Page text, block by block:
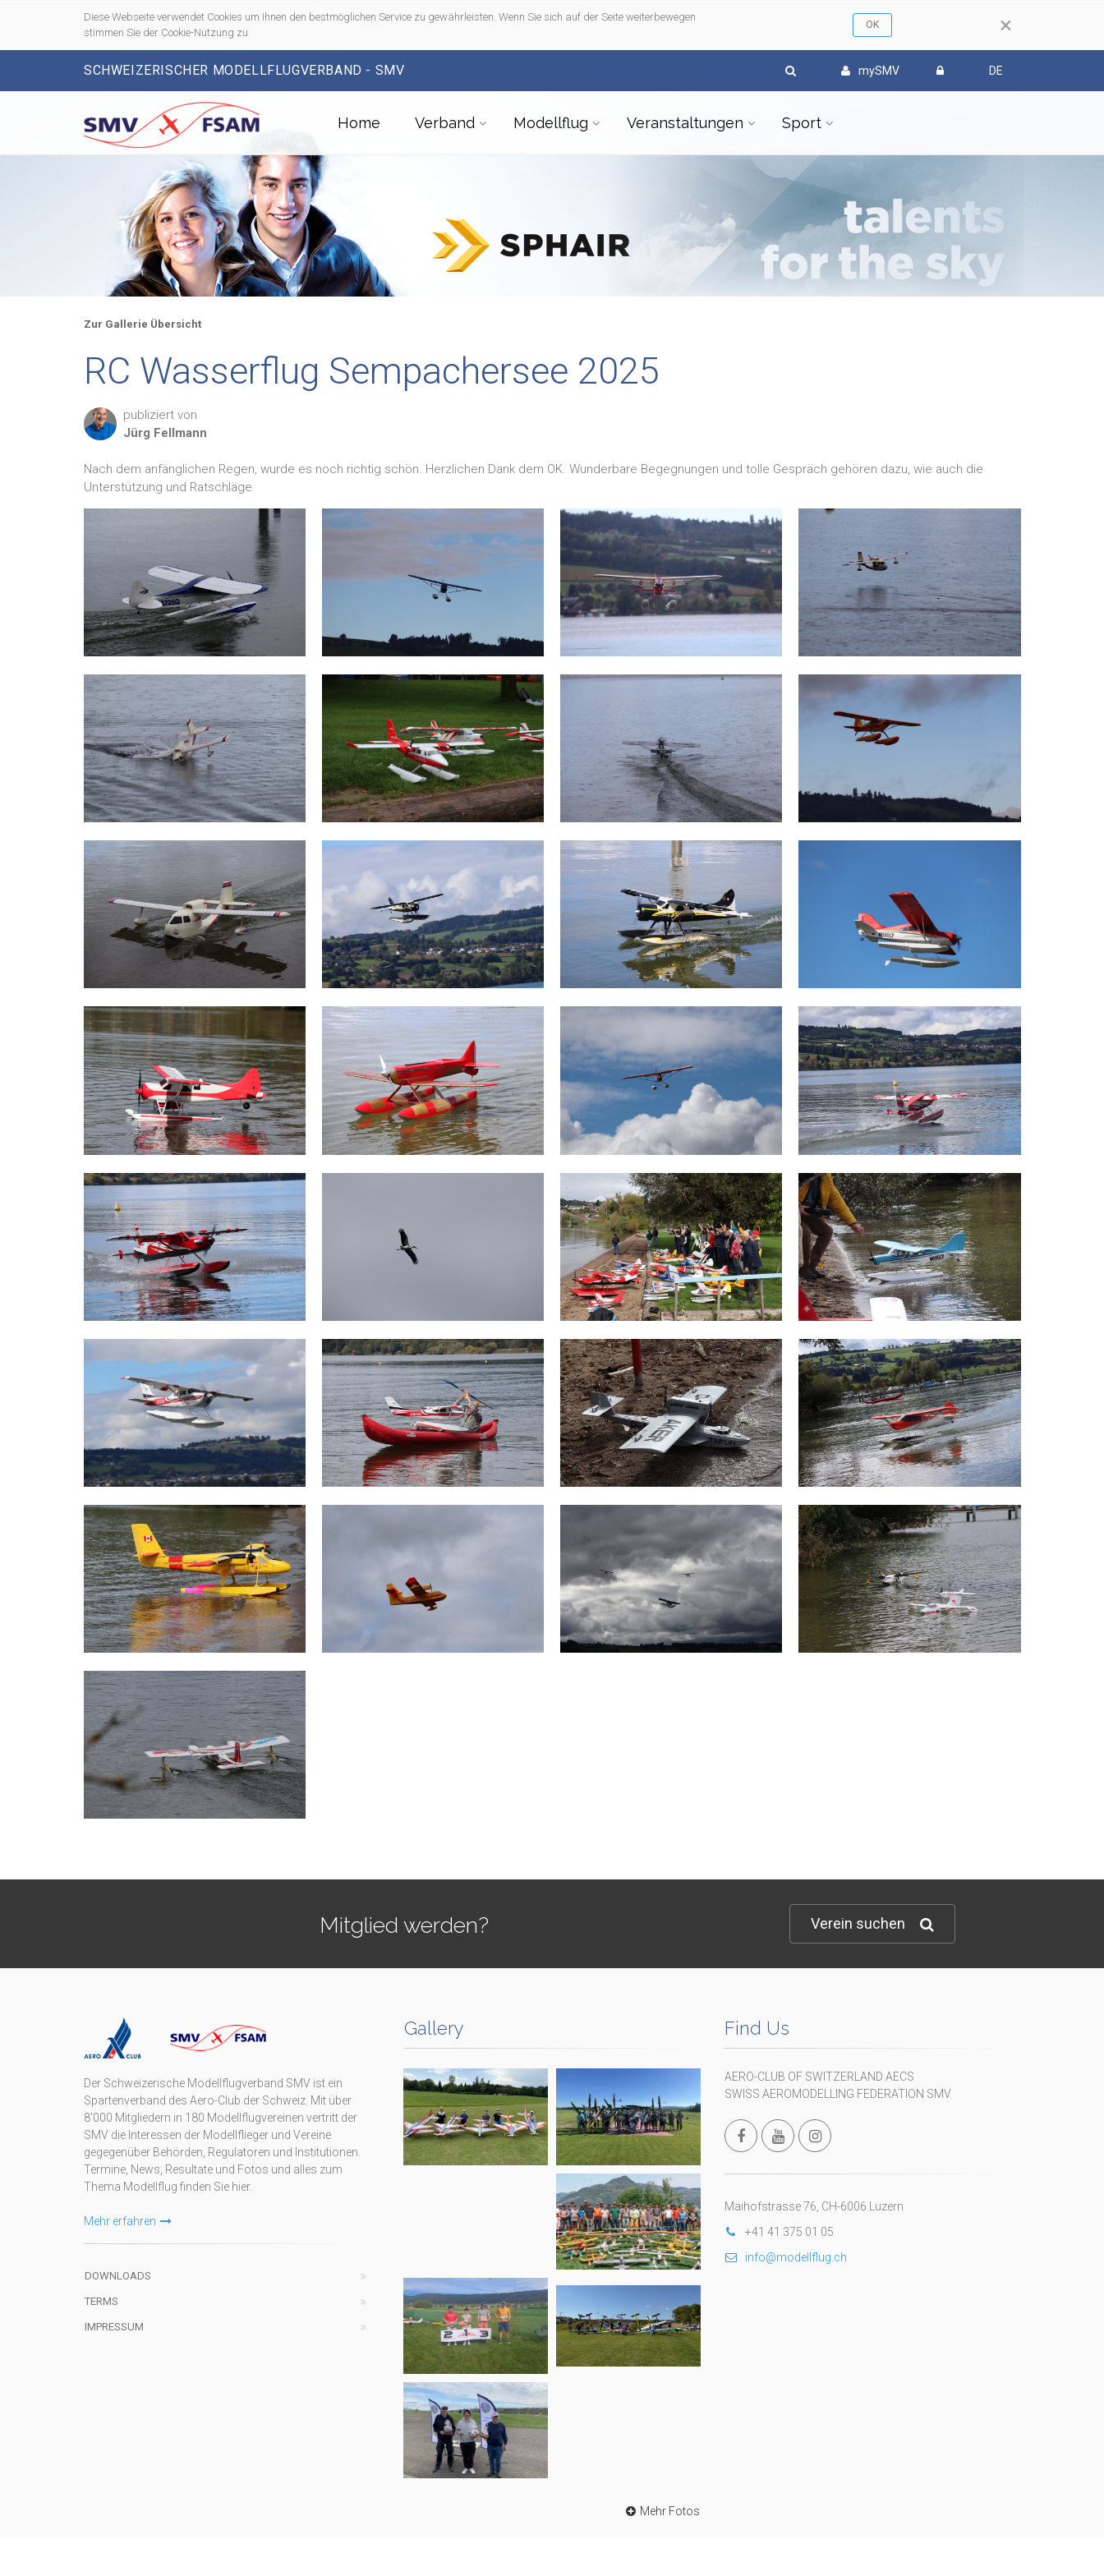
×
Diese Webseite verwendet Cookies um Ihnen den bestmöglichen Service zu gewährleisten. Wenn Sie sich auf der Seite weiterbewegen
stimmen Sie der Cookie-Nutzung zu
SCHWEIZERISCHER MODELLFLUGVERBAND - SMV mySMV DE
Home Verband Modellflug Veranstaltungen Sport
Zur Gallerie Übersicht
RC Wasserflug Sempachersee 2025
publiziert von
Jürg Fellmann
Nach dem anfänglichen Regen, wurde es noch richtig schön. Herzlichen Dank dem OK. Wunderbare Begegnungen und tolle Gespräch gehören dazu, wie auch die
Unterstützung und Ratschläge
Mitglied werden? Verein suchen
Der Schweizerische Modellflugverband SMV ist ein
Spartenverband des Aero-Club der Schweiz. Mit über
8'000 Mitgliedern in 180 Modellflugvereinen vertritt der
SMV die Interessen der Modellflieger und Vereine
gegegenüber Behörden, Regulatoren und Institutionen.
Termine, News, Resultate und Fotos und alles zum
Thema Modellflug finden Sie hier.
Mehr erfahren
DOWNLOADS
TERMS
IMPRESSUM
Gallery
Mehr Fotos
Find Us
AERO-CLUB OF SWITZERLAND AECS
SWISS AEROMODELLING FEDERATION SMV
Maihofstrasse 76, CH-6006 Luzern
+41 41 375 01 05
info@modellflug.ch